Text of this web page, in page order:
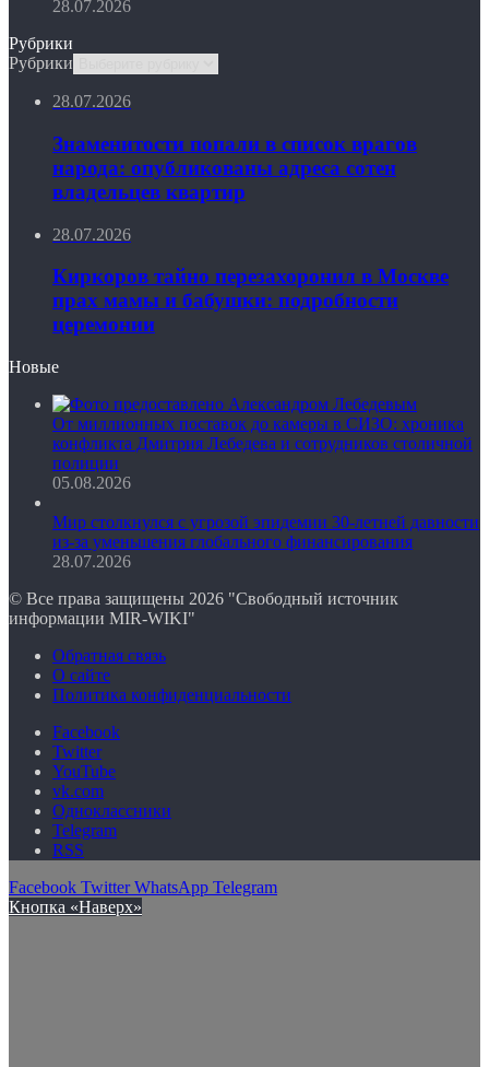
28.07.2026
Рубрики
Рубрики
28.07.2026
Знаменитости попали в список врагов
народа: опубликованы адреса сотен
владельцев квартир
28.07.2026
Киркоров тайно перезахоронил в Москве
прах мамы и бабушки: подробности
церемонии
Новые
От миллионных поставок до камеры в СИЗО: хроника
конфликта Дмитрия Лебедева и сотрудников столичной
полиции
05.08.2026
Мир столкнулся с угрозой эпидемии 30-летней давности
из-за уменьшения глобального финансирования
28.07.2026
© Все права защищены 2026 "Свободный источник
информации MIR-WIKI"
Обратная связь
О сайте
Политика конфиденциальности
Facebook
Twitter
YouTube
vk.com
Одноклассники
Telegram
RSS
Facebook Twitter WhatsApp Telegram
Кнопка «Наверх»